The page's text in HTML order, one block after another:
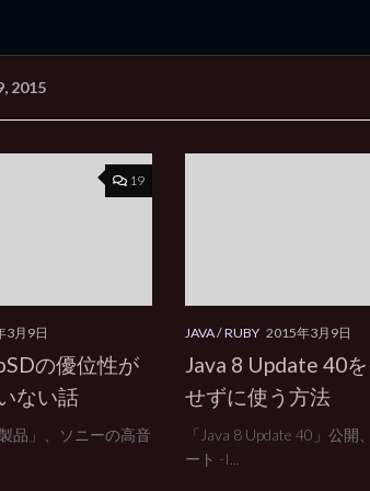
Edition
2015
19
3月9日
の優位性が
ない話
品」、ソニーの高音
JAVA / RUBY 2015年3月9日
Java 8 Update 40
せずに使う方法
「Java 8 Update 40」公
ート -I...